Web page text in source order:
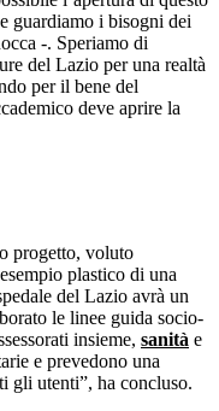
guardiamo i bisogni dei
-. Speriamo di
del Lazio per una realtà
per il bene del
deve aprire la
progetto, voluto
plastico di una
del Lazio avrà un
le linee guida socio-
insieme, sanità e
e prevedono una
gli utenti”, ha concluso.